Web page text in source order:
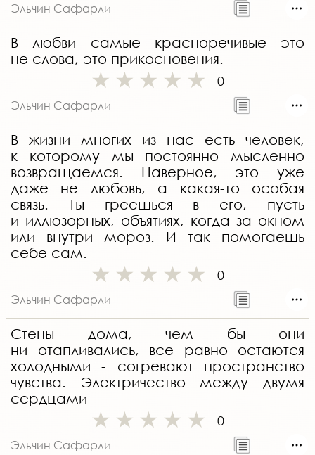
Эльчин Сафарли
В любви самые красноречивые это
не слова, это прикосновения.
0
Эльчин Сафарли
В жизни многих из нас есть человек,
к которому мы постоянно мысленно
возвращаемся. Наверное, это уже
даже не любовь, а какая-то особая
связь. Ты греешься в его, пусть
и иллюзорных, объятиях, когда за окном
или внутри мороз. И так помогаешь
себе сам.
0
Эльчин Сафарли
Стены дома, чем бы они
ни отапливались, все равно остаются
холодными - согревают пространство
чувства. Электричество между двумя
сердцами
0
Эльчин Сафарли